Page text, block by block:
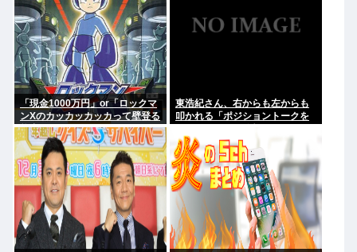
「現金1000万円」or「ロックマ
ンXのカッカッカッカって壁登る
能力」
東浩紀さん、右からも左からも
叩かれる「ポジショントークを
擁護されるwww